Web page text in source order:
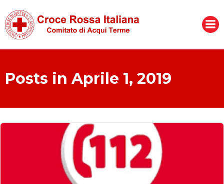
al
contenuto
Posts in Aprile 1, 2019